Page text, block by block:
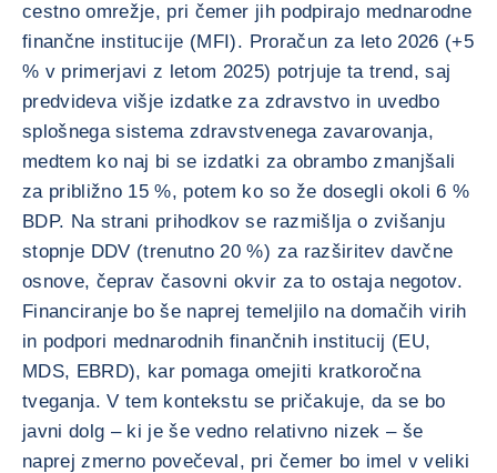
cestno omrežje, pri čemer jih podpirajo mednarodne
finančne institucije (MFI). Proračun za leto 2026 (+5
% v primerjavi z letom 2025) potrjuje ta trend, saj
predvideva višje izdatke za zdravstvo in uvedbo
splošnega sistema zdravstvenega zavarovanja,
medtem ko naj bi se izdatki za obrambo zmanjšali
za približno 15 %, potem ko so že dosegli okoli 6 %
BDP. Na strani prihodkov se razmišlja o zvišanju
stopnje DDV (trenutno 20 %) za razširitev davčne
osnove, čeprav časovni okvir za to ostaja negotov.
Financiranje bo še naprej temeljilo na domačih virih
in podpori mednarodnih finančnih institucij (EU,
MDS, EBRD), kar pomaga omejiti kratkoročna
tveganja. V tem kontekstu se pričakuje, da se bo
javni dolg – ki je še vedno relativno nizek – še
naprej zmerno povečeval, pri čemer bo imel v veliki